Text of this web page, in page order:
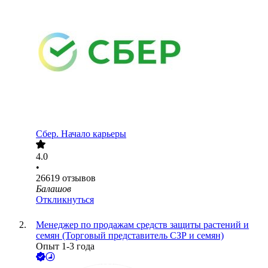
Сбер. Начало карьеры
4.0
•
26619 отзывов
Балашов
Откликнуться
Менеджер по продажам средств защиты растений и
семян (Торговый представитель СЗР и семян)
Опыт 1-3 года